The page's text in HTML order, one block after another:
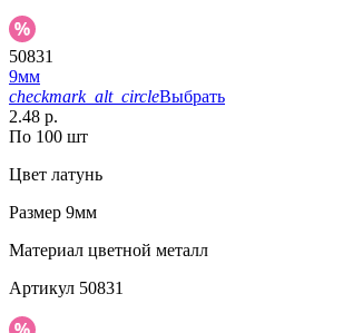
50831
9мм
checkmark_alt_circleВыбрать
2.48 р.
По 100 шт
Цвет латунь
Размер 9мм
Материал цветной металл
Артикул 50831